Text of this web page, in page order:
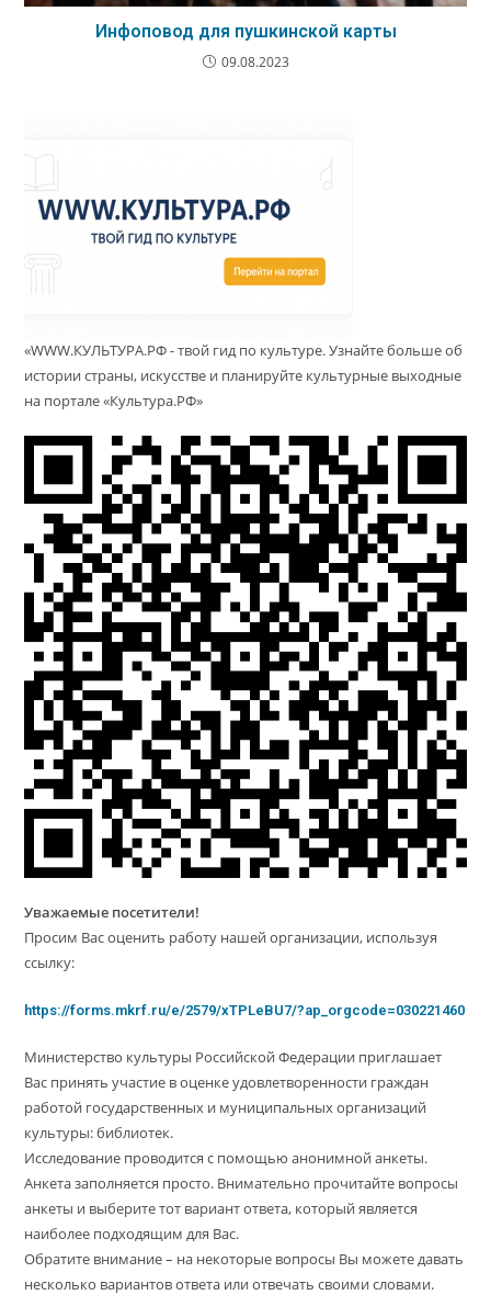
Инфоповод для пушкинской карты
09.08.2023
«WWW.КУЛЬТУРА.РФ - твой гид по культуре. Узнайте больше об
истории страны, искусстве и планируйте культурные выходные
на портале «Культура.РФ»
Уважаемые посетители!
Просим Вас оценить работу нашей организации, используя
ссылку:
https://forms.mkrf.ru/e/2579/xTPLeBU7/?ap_orgcode=030221460
Министерство культуры Российской Федерации приглашает
Вас принять участие в оценке удовлетворенности граждан
работой государственных и муниципальных организаций
культуры: библиотек.
Исследование проводится с помощью анонимной анкеты.
Анкета заполняется просто. Внимательно прочитайте вопросы
анкеты и выберите тот вариант ответа, который является
наиболее подходящим для Вас.
Обратите внимание – на некоторые вопросы Вы можете давать
несколько вариантов ответа или отвечать своими словами.